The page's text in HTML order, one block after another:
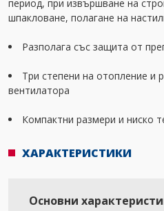
период, при извършване на
шпакловане, полагане на
Разполага със защита от
Три степени на отопление и
вентилатора
Компактни размери и ниско
ХАРАКТЕРИСТИКИ
Основни